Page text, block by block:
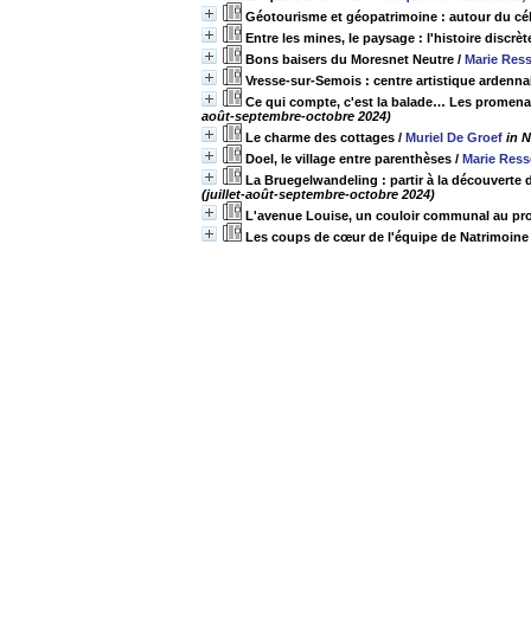
Géotourisme et géopatrimoine : autour du
Entre les mines, le paysage : l'histoire
Bons baisers du Moresnet Neutre / Marie
Vresse-sur-Semois : centre artistique
Ce qui compte, c'est la balade… Les
août-septembre-octobre 2024)
Le charme des cottages / Muriel De Groef in
Doel, le village entre parenthèses / Marie
La Bruegelwandeling : partir à la découverte
(juillet-août-septembre-octobre 2024)
L'avenue Louise, un couloir communal au
Les coups de cœur de l'équipe de Natrimoine